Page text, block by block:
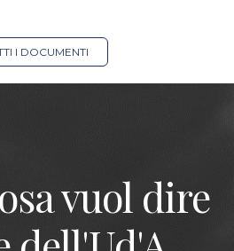
I DOCUMENTI
vuol dire